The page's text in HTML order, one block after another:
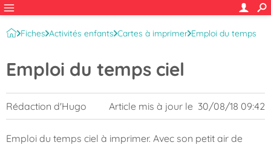
Fiches Activités enfants Cartes à imprimer Emploi du temps
Emploi du temps ciel
Rédaction d'Hugo Article mis à jour le 30/08/18 09:42
Emploi du temps ciel à imprimer. Avec son petit air de